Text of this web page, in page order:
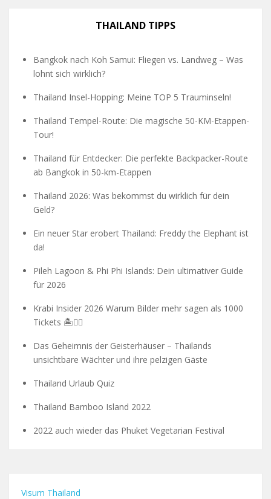
THAILAND TIPPS
Bangkok nach Koh Samui: Fliegen vs. Landweg – Was
lohnt sich wirklich?
Thailand Insel-Hopping: Meine TOP 5 Trauminseln!
Thailand Tempel-Route: Die magische 50-KM-Etappen-
Tour!
Thailand für Entdecker: Die perfekte Backpacker-Route
ab Bangkok in 50-km-Etappen
Thailand 2026: Was bekommst du wirklich für dein
Geld?
Ein neuer Star erobert Thailand: Freddy the Elephant ist
da!
Pileh Lagoon & Phi Phi Islands: Dein ultimativer Guide
für 2026
Krabi Insider 2026 Warum Bilder mehr sagen als 1000
Tickets 🏝️🧗‍♂️
Das Geheimnis der Geisterhäuser – Thailands
unsichtbare Wächter und ihre pelzigen Gäste
Thailand Urlaub Quiz
Thailand Bamboo Island 2022
2022 auch wieder das Phuket Vegetarian Festival
Visum Thailand